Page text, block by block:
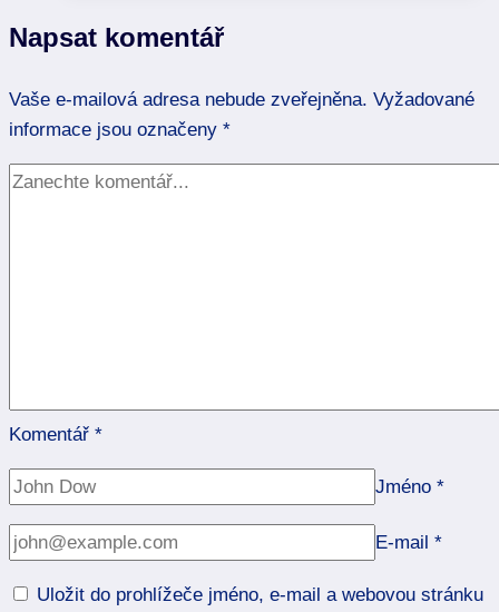
a
Napsat komentář
Vaše e-mailová adresa nebude zveřejněna. Vyžadované
informace jsou označeny *
Komentář *
Jméno *
E-mail *
Uložit do prohlížeče jméno, e-mail a webovou stránku